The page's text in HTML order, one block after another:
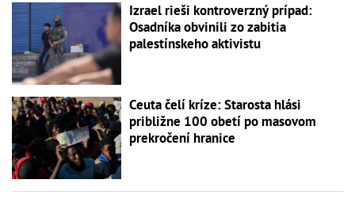
Izrael rieši kontroverzný prípad:
Osadníka obvinili zo zabitia
palestínskeho aktivistu
Ceuta čelí kríze: Starosta hlási
približne 100 obetí po masovom
prekročení hranice